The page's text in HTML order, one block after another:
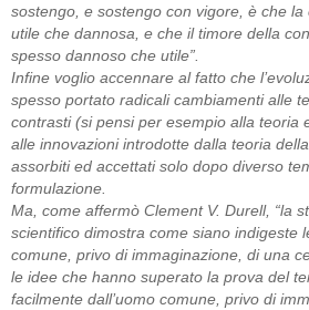
sostengo, e sostengo con vigore, è che
utile che dannosa, e che il timore della
spesso dannoso che utile”.
Infine voglio accennare al fatto che
spesso portato radicali cambiamenti alle
contrasti (si pensi per esempio alla teoria
alle innovazioni introdotte dalla teoria
assorbiti ed accettati solo dopo diverso
formulazione.
Ma, come affermò Clement V. Durell, “la
scientifico dimostra come siano indigeste
comune, privo di immaginazione, di una
le idee che hanno superato la prova del
facilmente dall’uomo comune, privo di